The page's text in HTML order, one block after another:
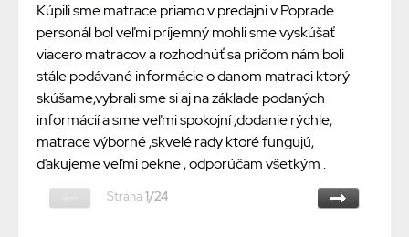
Kúpili sme matrace priamo v predajni v Poprade
personál bol veľmi príjemný mohli sme vyskúšať
viacero matracov a rozhodnúť sa pričom nám boli
stále podávané informácie o danom matraci ktorý
skúšame,vybrali sme si aj na základe podaných
informácií a sme veľmi spokojní ,dodanie rýchle,
matrace výborné ,skvelé rady ktoré fungujú,
ďakujeme veľmi pekne , odporúčam všetkým .
Strana 1/24